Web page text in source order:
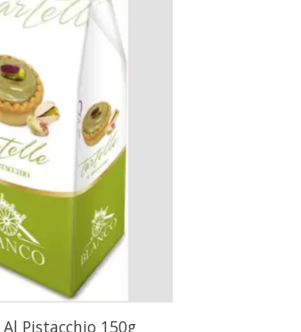
Pistacchio 150g